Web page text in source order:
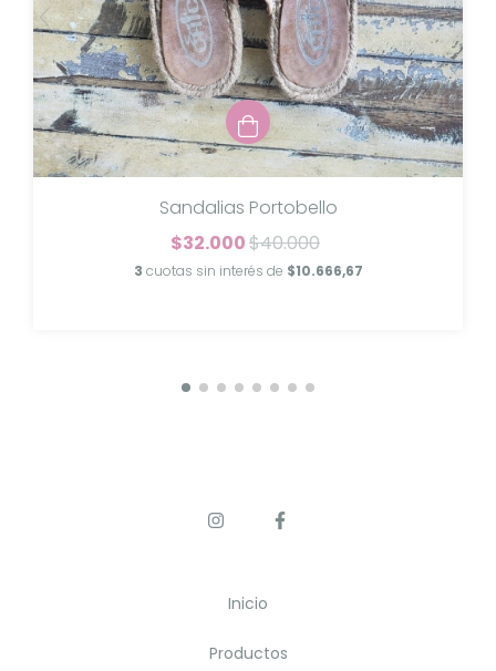
Sandalias Portobello
$32.000$40.000
3 cuotas sin interés de $10.666,67
Inicio
Productos